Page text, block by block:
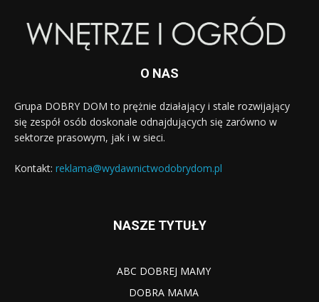
O NAS
Grupa DOBRY DOM to prężnie działający i stale rozwijający
się zespół osób doskonale odnajdujących się zarówno w
sektorze prasowym, jak i w sieci.
Kontakt: reklama@wydawnictwodobrydom.pl
NASZE TYTUŁY
ABC DOBREJ MAMY
DOBRA MAMA